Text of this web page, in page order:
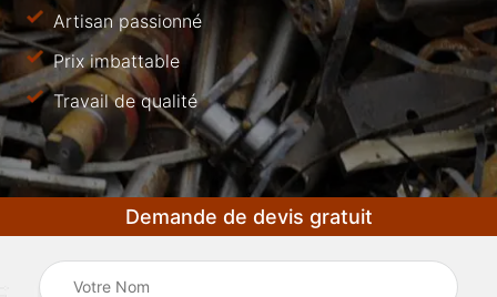
Artisan passionné
Prix imbattable
Travail de qualité
Demande de devis gratuit